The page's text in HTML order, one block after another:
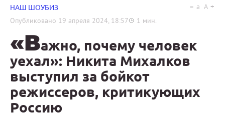
НАШ ШОУБИЗ
Опубликовано 19 апреля 2024, 18:57 1 мин.
a A
«Важно, почему человек
уехал»: Никита Михалков
выступил за бойкот
режиссеров, критикующих
Россию